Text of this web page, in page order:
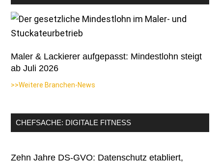
Maler & Lackierer aufgepasst: Mindestlohn steigt
ab Juli 2026
>>Weitere Branchen-News
CHEFSACHE: DIGITALE FITNESS
Zehn Jahre DS-GVO: Datenschutz etabliert,